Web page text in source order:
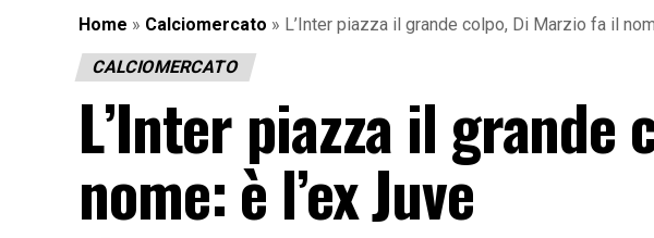
Home » Calciomercato » L’Inter piazza il grande colpo, Di Marzio fa il
CALCIOMERCATO
L’Inter piazza il grande
nome: è l’ex Juve